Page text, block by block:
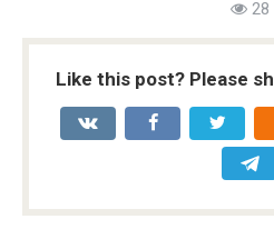
28
Like this post? Please